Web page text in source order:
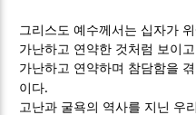
그리스도 예수께서는 십자가
가난하고 연약한 것처럼 보이
가난하고 연약하며 참담함을
이다.
고난과 굴욕의 역사를 지닌 우